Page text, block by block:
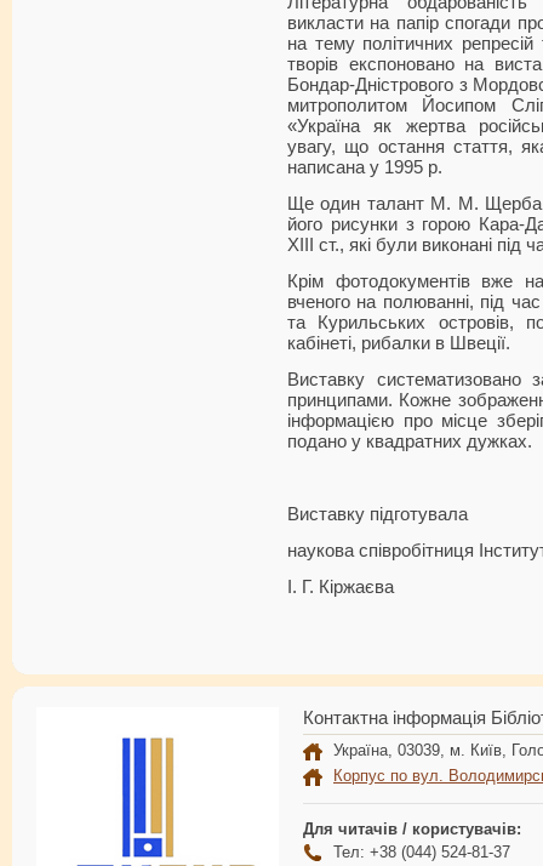
викласти на папір спогади
на тему політичних
творів експоновано на
Бондар-Дністрового з
митрополитом Йосипом
«Україна як жертва
увагу, що остання стаття,
написана у 1995 р.
Ще один талант М. М.
його рисунки з горою Кара-
ХІІІ ст., які були виконані під
Крім фотодокументів вже
вченого на полюванні, під
та Курильських островів,
кабінеті, рибалки в Швеції.
Виставку систематизовано
принципами. Кожне
інформацією про місце
подано у квадратних дужках.
Виставку підготувала
наукова співробітниця
І. Г. Кіржаєва
Контактна інформація
Україна, 03039, м. Київ,
Корпус по вул.
Для читачів / користувачів:
Тел: +38 (044) 524-81-37